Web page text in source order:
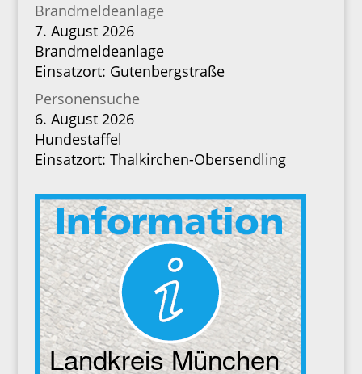
Brandmeldeanlage
7. August 2026
Brandmeldeanlage
Einsatzort: Gutenbergstraße
Personensuche
6. August 2026
Hundestaffel
Einsatzort: Thalkirchen-Obersendling